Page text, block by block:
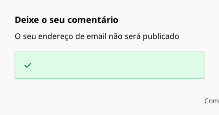
Deixe o seu comentário
O seu endereço de email não será publicado